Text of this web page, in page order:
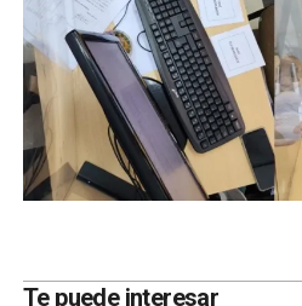
Te puede interesar